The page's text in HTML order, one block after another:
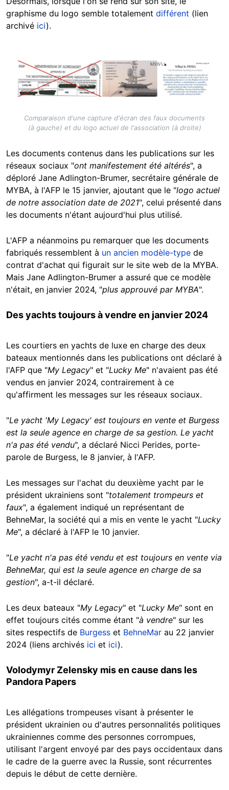
graphisme du logo semble totalement différent (lien
archivé ici).
Image
Comparaison d'une capture d'écran des faux documents
(à gauche) et du logo actuel de l'association (à droite)
Les documents contenus dans les publications sur les
réseaux sociaux "ont manifestement été altérés", a
déploré Jane Adlington-Brumer, secrétaire générale de
MYBA, à l'AFP le 15 janvier, ajoutant que le "logo actuel
de notre association date de 2021", celui présenté dans
les documents n'étant aujourd'hui plus utilisé.
L'AFP a néanmoins pu remarquer que les documents
fabriqués ressemblent à un ancien modèle-type de
contrat d'achat qui figurait sur le site web de la MYBA.
Mais Jane Adlington-Brumer a assuré que ce modèle
n'était, en janvier 2024, "plus approuvé par MYBA".
Des yachts toujours à vendre en janvier 2024
Les courtiers en yachts de luxe en charge des deux
bateaux mentionnés dans les publications ont déclaré à
l'AFP que "My Legacy" et "Lucky Me" n'avaient pas été
vendus en janvier 2024, contrairement à ce
qu'affirment les messages sur les réseaux sociaux.
"Le yacht 'My Legacy' est toujours en vente et Burgess
est la seule agence en charge de sa gestion. Le yacht
n'a pas été vendu", a déclaré Nicci Perides, porte-
parole de Burgess, le 8 janvier, à l'AFP.
Les messages sur l'achat du deuxième yacht par le
président ukrainiens sont "totalement trompeurs et
faux", a également indiqué un représentant de
BehneMar, la société qui a mis en vente le yacht "Lucky
Me", a déclaré à l'AFP le 10 janvier.
"Le yacht n'a pas été vendu et est toujours en vente via
BehneMar, qui est la seule agence en charge de sa
gestion", a-t-il déclaré.
Les deux bateaux "My Legacy" et "Lucky Me" sont en
effet toujours cités comme étant "à vendre" sur les
sites respectifs de Burgess et BehneMar au 22 janvier
2024 (liens archivés ici et ici).
Volodymyr Zelensky mis en cause dans les
Pandora Papers
Les allégations trompeuses visant à présenter le
président ukrainien ou d'autres personnalités politiques
ukrainiennes comme des personnes corrompues,
utilisant l'argent envoyé par des pays occidentaux dans
le cadre de la guerre avec la Russie, sont récurrentes
depuis le début de cette dernière.